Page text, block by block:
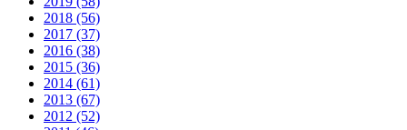
2018 (56)
2017 (37)
2016 (38)
2015 (36)
2014 (61)
2013 (67)
2012 (52)